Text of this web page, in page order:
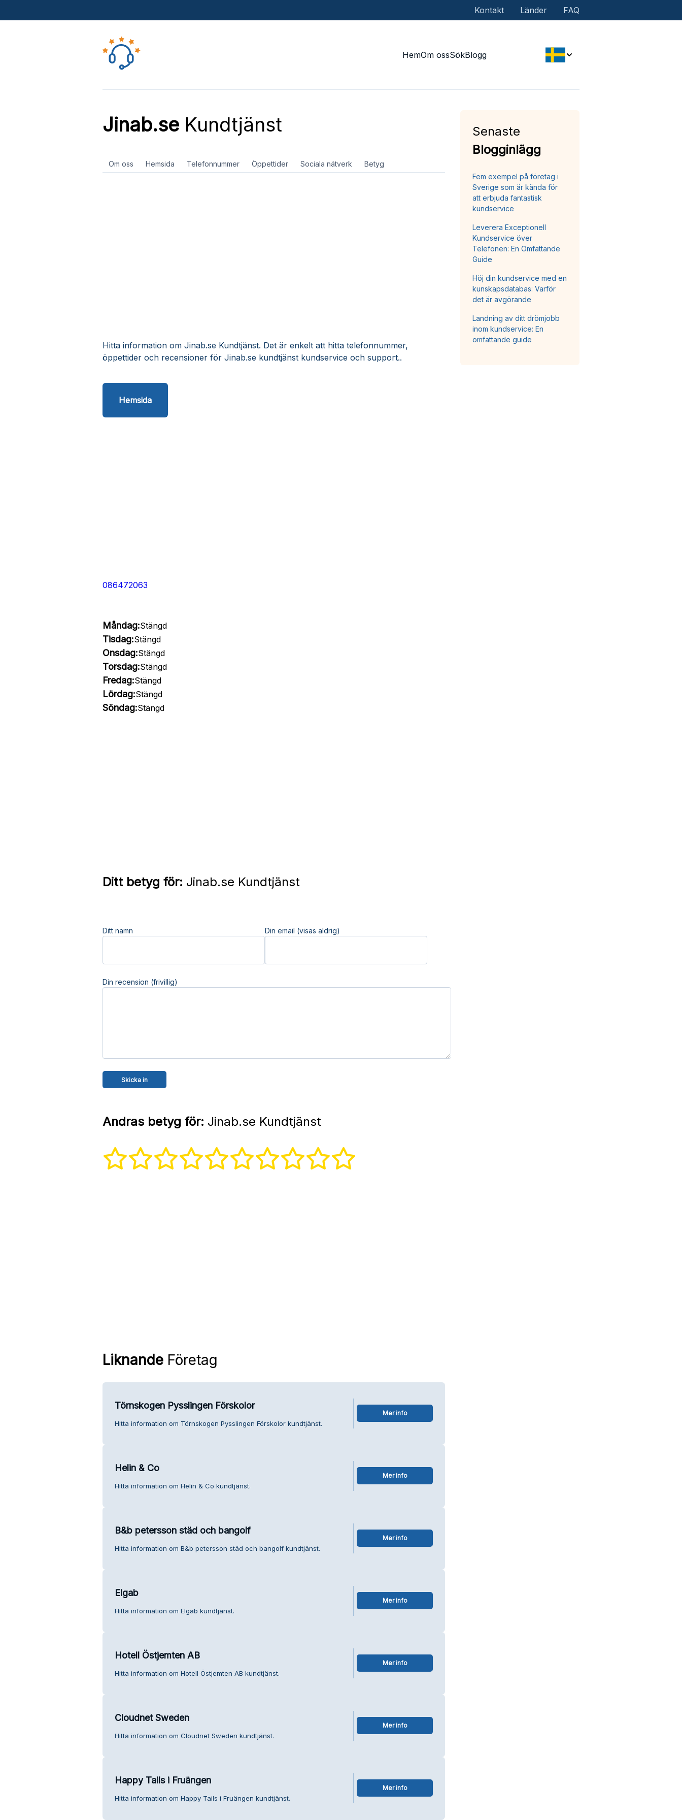
Kontakt Länder FAQ
HemOm ossSökBlogg
Jinab.seKundtjänst
Om oss Hemsida Telefonnummer Öppettider Sociala nätverk Betyg
Hitta information om Jinab.se Kundtjänst. Det är enkelt att hitta telefonnummer,
öppettider och recensioner för Jinab.se kundtjänst kundservice och support..
Hemsida
086472063
Måndag:Stängd
Tisdag:Stängd
Onsdag:Stängd
Torsdag:Stängd
Fredag:Stängd
Lördag:Stängd
Söndag:Stängd
Ditt betyg för: Jinab.se Kundtjänst
Ditt namn Din email (visas aldrig)
Din recension (frivillig)
Andras betyg för: Jinab.se Kundtjänst
LiknandeFöretag
Törnskogen Pysslingen Förskolor
Hitta information om Törnskogen Pysslingen Förskolor kundtjänst.
Mer info
Helin & Co
Hitta information om Helin & Co kundtjänst.
Mer info
B&b petersson städ och bangolf
Hitta information om B&b petersson städ och bangolf kundtjänst.
Mer info
Elgab
Hitta information om Elgab kundtjänst.
Mer info
Hotell Östjemten AB
Hitta information om Hotell Östjemten AB kundtjänst.
Mer info
Cloudnet Sweden
Hitta information om Cloudnet Sweden kundtjänst.
Mer info
Happy Tails i Fruängen
Hitta information om Happy Tails i Fruängen kundtjänst.
Mer info
Senaste
Blogginlägg
Fem exempel på företag i
Sverige som är kända för
att erbjuda fantastisk
kundservice
Leverera Exceptionell
Kundservice över
Telefonen: En Omfattande
Guide
Höj din kundservice med en
kunskapsdatabas: Varför
det är avgörande
Landning av ditt drömjobb
inom kundservice: En
omfattande guide